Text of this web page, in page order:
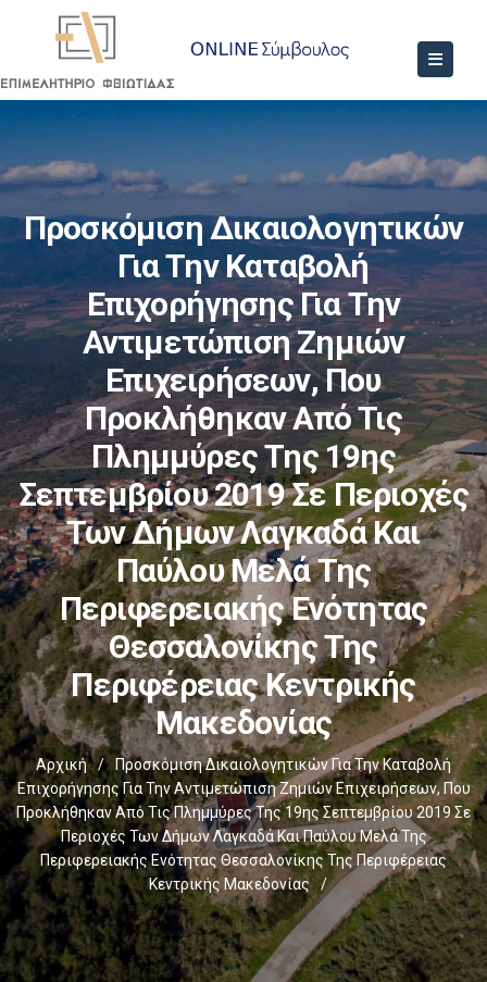
Προσκόμιση Δικαιολογητικών
Για Την Καταβολή
Επιχορήγησης Για Την
Αντιμετώπιση Ζημιών
Επιχειρήσεων, Που
Προκλήθηκαν Από Τις
Πλημμύρες Της 19ης
Σεπτεμβρίου 2019 Σε Περιοχές
Των Δήμων Λαγκαδά Και
Παύλου Μελά Της
Περιφερειακής Ενότητας
Θεσσαλονίκης Της
Περιφέρειας Κεντρικής
Μακεδονίας
Αρχική /
Προσκόμιση Δικαιολογητικών Για Την Καταβολή
Επιχορήγησης Για Την Αντιμετώπιση Ζημιών Επιχειρήσεων, Που
Προκλήθηκαν Από Τις Πλημμύρες Της 19ης Σεπτεμβρίου 2019 Σε
Περιοχές Των Δήμων Λαγκαδά Και Παύλου Μελά Της
Περιφερειακής Ενότητας Θεσσαλονίκης Της Περιφέρειας
Κεντρικής Μακεδονίας
/